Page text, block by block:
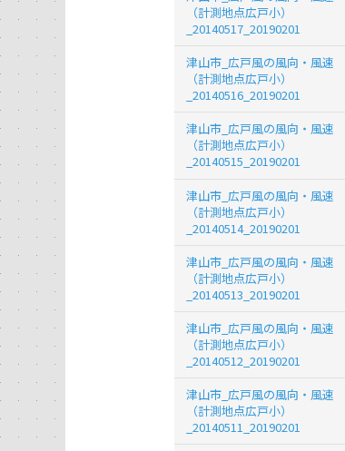
（計測地点広戸小）
_20140517_20190201
津山市_広戸風の風向・風速
（計測地点広戸小）
_20140516_20190201
津山市_広戸風の風向・風速
（計測地点広戸小）
_20140515_20190201
津山市_広戸風の風向・風速
（計測地点広戸小）
_20140514_20190201
津山市_広戸風の風向・風速
（計測地点広戸小）
_20140513_20190201
津山市_広戸風の風向・風速
（計測地点広戸小）
_20140512_20190201
津山市_広戸風の風向・風速
（計測地点広戸小）
_20140511_20190201